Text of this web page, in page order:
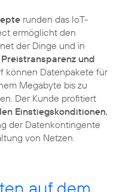
runden das IoT-
ermöglicht den
der Dinge und in
Preistransparenz und
können Datenpakete für
Megabyte bis zu
Der Kunde profitiert
Einstiegskonditionen,
der Datenkontingente
von Netzen.